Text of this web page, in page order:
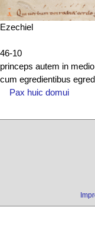
Ezechiel
46-10
princeps autem in
cum egredientibus
Pax huic domui